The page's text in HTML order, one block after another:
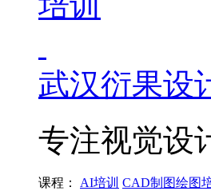
武汉衍果设
专注视觉设
课程： AI培训 CAD制图绘图